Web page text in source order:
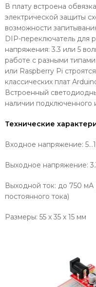
В плату встроена
электрической защиты
возможности
DIP-переключатель для
напряжения: 3.3 или 5
работе с разными
или Raspberry Pi
классических плат
Встроенный
наличии подключенного
Технические
Входное напряжение:
Выходное напряжение:
Выходной ток: до 750
постоянного тока)
Размеры: 55 x 35 x 15 мм